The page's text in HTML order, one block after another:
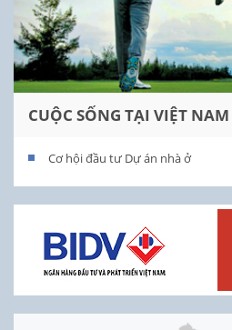
CUỘC SỐNG TẠI VIỆT NAM
Cơ hội đầu tư Dự án nhà ở